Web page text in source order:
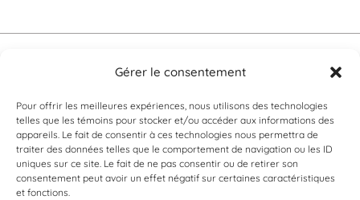
Gérer le consentement
Pour offrir les meilleures expériences, nous utilisons des technologies
telles que les témoins pour stocker et/ou accéder aux informations des
appareils. Le fait de consentir à ces technologies nous permettra de
traiter des données telles que le comportement de navigation ou les ID
uniques sur ce site. Le fait de ne pas consentir ou de retirer son
consentement peut avoir un effet négatif sur certaines caractéristiques
et fonctions.
Can't find what you're looking for?
If it exists, we probably have it. Contact us, and we’ll prove it